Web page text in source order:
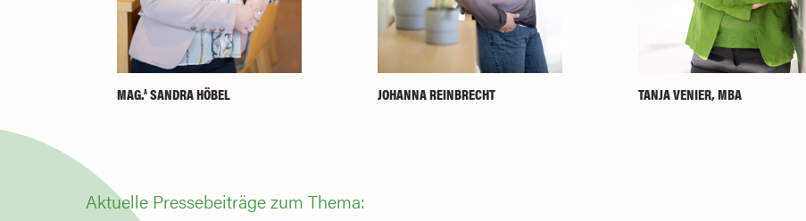
MAG.ASANDRA HÖBEL JOHANNA REINBRECHT TANJA VENIER, MBA
Aktuelle Pressebeiträge zum Thema: